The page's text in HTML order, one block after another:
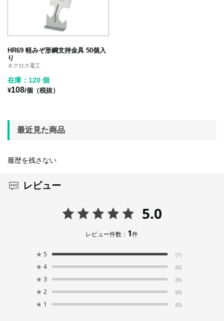
HR69 軽みぞ形鋼支持金具 50個入
り
ネグロス電工
在庫：120 個
¥108/個（税抜）
最近見た商品
履歴を残さない
レビュー
5.0
レビュー件数： 1件
★ 5 (1)
★ 4 (0)
★ 3 (0)
★ 2 (0)
★ 1 (0)